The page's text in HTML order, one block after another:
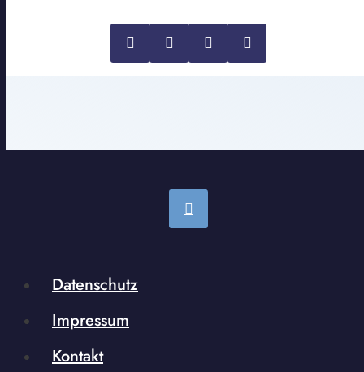
Datenschutz
Impressum
Kontakt